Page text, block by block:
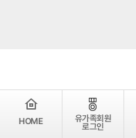
HOME
유가족회원
로그인